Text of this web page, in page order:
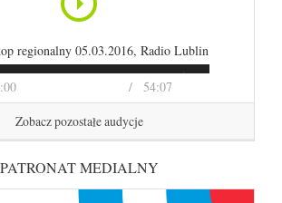
54:07
regionalny 05.03.2016, Radio Lublin
Zobacz pozostałe audycje
PATRONAT MEDIALNY